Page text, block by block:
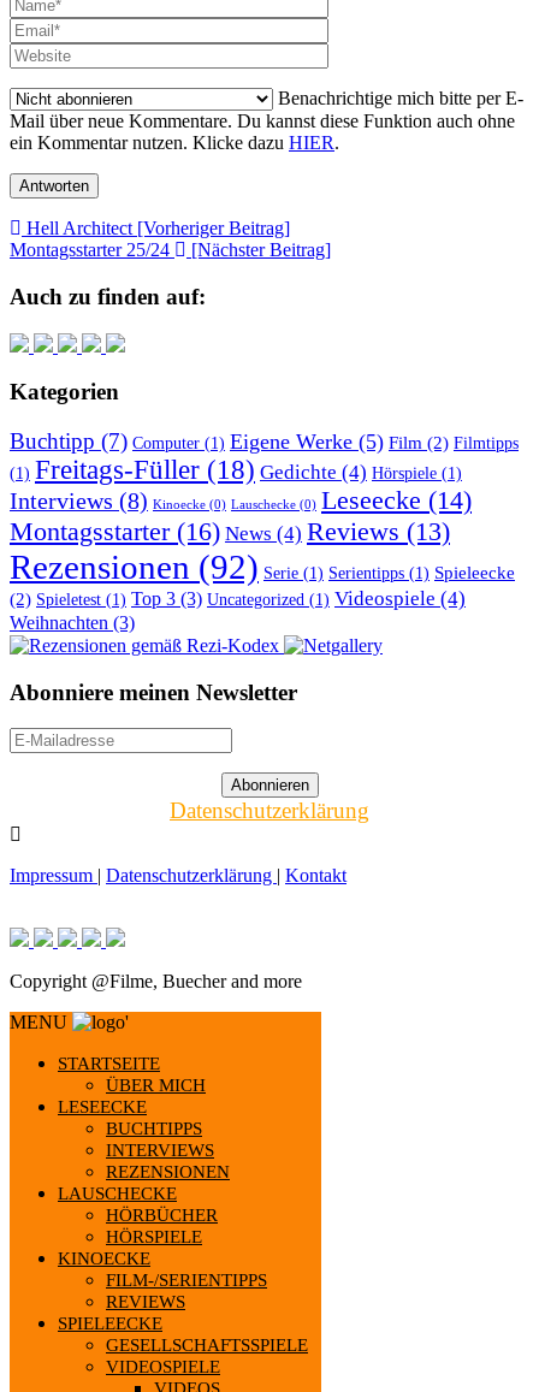
Benachrichtige mich bitte per E-
Mail über neue Kommentare. Du kannst diese Funktion auch ohne
ein Kommentar nutzen. Klicke dazu HIER.
Beitragsnavigation
Hell Architect [Vorheriger Beitrag]
Montagsstarter 25/24
[Nächster Beitrag]
Auch zu finden auf:
Kategorien
Buchtipp (7) Computer (1) Eigene Werke (5) Film (2) Filmtipps
(1) Freitags-Füller (18) Gedichte (4) Hörspiele (1)
Interviews (8) Kinoecke (0) Lauschecke (0) Leseecke (14)
Montagsstarter(16) News (4) Reviews (13)
Rezensionen (92) Serie (1) Serientipps (1) Spieleecke
(2) Spieletest (1) Top 3 (3) Uncategorized (1) Videospiele (4)
Weihnachten (3)
Abonniere meinen Newsletter
Datenschutzerklärung
Impressum | Datenschutzerklärung | Kontakt
Copyright @Filme, Buecher and more
MENU
'
STARTSEITE
ÜBER MICH
LESEECKE
BUCHTIPPS
INTERVIEWS
REZENSIONEN
LAUSCHECKE
HÖRBÜCHER
HÖRSPIELE
KINOECKE
FILM-/SERIENTIPPS
REVIEWS
SPIELEECKE
GESELLSCHAFTSSPIELE
VIDEOSPIELE